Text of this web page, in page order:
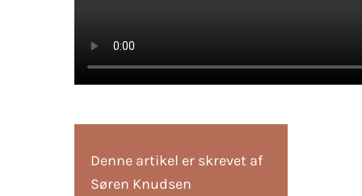
Denne artikel er skrevet af
Søren Knudsen